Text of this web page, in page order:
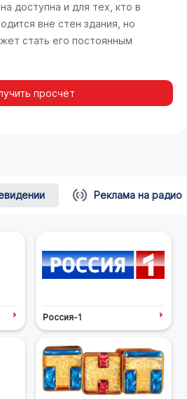
доступна и для тех, кто в
вне стен здания, но
стать его постоянным
просчёт
Реклама на радио
Россия-1